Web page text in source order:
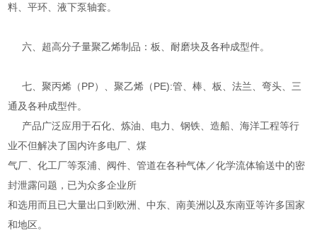
料、平环、液下泵轴套。
六、超高分子量聚乙烯制品：板、耐磨块及各种成型件。
七、聚丙烯（PP）、聚乙烯（PE):管、棒、板、法兰、弯头、三
通及各种成型件。
产品广泛应用于石化、炼油、电力、钢铁、造船、海洋工程等行
业不但解决了国内许多电厂、煤
气厂、化工厂等泵浦、阀件、管道在各种气体／化学流体输送中的密
封泄露问题，已为众多企业所
和选用而且已大量出口到欧洲、中东、南美洲以及东南亚等许多国家
和地区。